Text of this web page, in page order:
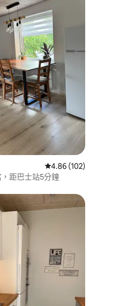
分（滿分 5 分）
從 102 則評價中獲得
4.86 (102)
距巴士站5分鐘
分（滿分 5 分）